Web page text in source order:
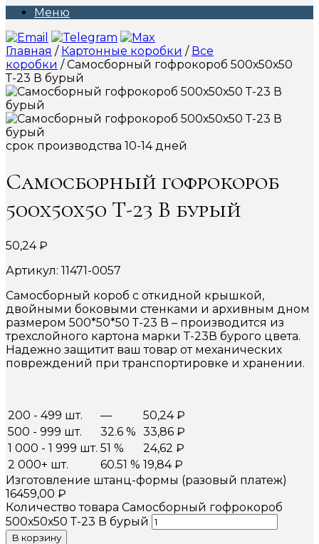
Меню
Главная / Картонные коробки / Все
коробки / Самосборный гофрокороб 500х50х50
Т-23 В бурый
срок производства 10-14 дней
Самосборный гофрокороб
500х50х50 Т-23 В бурый
50,24₽
Артикул: 11471-0057
Самосборный короб с откидной крышкой,
двойными боковыми стенками и архивным дном
размером 500*50*50 Т-23 В – производится из
трехслойного картона марки Т-23В бурого цвета.
Надежно защитит ваш товар от механических
повреждений при транспортировке и хранении.
200 - 499 шт. — 50,24₽
500 - 999 шт.
32.6 % 33,86 ₽
1 000 - 1 999 шт. 51 % 24,62 ₽
2 000+ шт.
60.51 % 19,84₽
Изготовление штанц-формы (разовый платеж)
16459,00 ₽
Количество товара Самосборный гофрокороб
500х50х50 Т-23 В бурый
В корзину